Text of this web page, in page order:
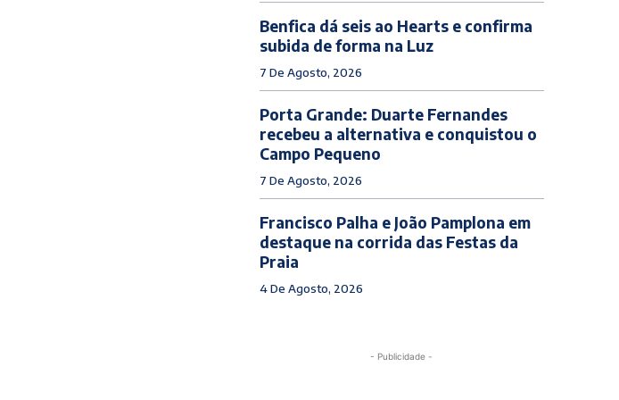
Benfica dá seis ao Hearts e confirma
subida de forma na Luz
7 De Agosto, 2026
Porta Grande: Duarte Fernandes
recebeu a alternativa e conquistou o
Campo Pequeno
7 De Agosto, 2026
Francisco Palha e João Pamplona em
destaque na corrida das Festas da
Praia
4 De Agosto, 2026
- Publicidade -